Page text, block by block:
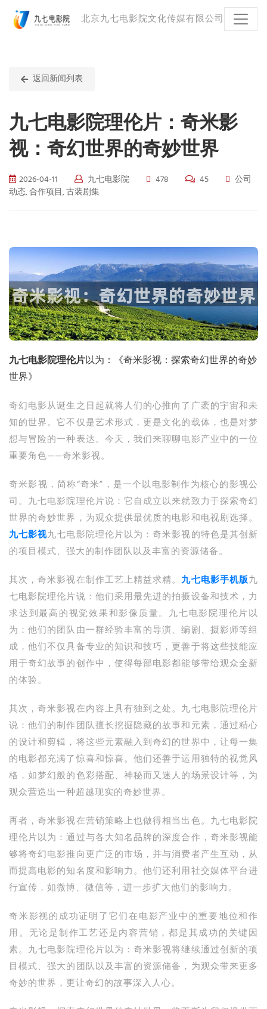
北京九七电影院文化传媒有限公司
返回新闻列表
九七电影院理伦片：奇米影
视：奇幻世界的奇妙世界
2026-04-11 九七电影院 478 45
公司
动态, 合作项目, 古装剧集
九七电影院理伦片以为：《奇米影视：探索奇幻世界的奇妙
世界》
奇幻电影从诞生之日起就将人们的心推向了广袤的宇宙和未
知的世界。它不仅是艺术形式，更是文化的载体，也是对梦
想与冒险的一种表达。今天，我们来聊聊电影产业中的一位
重要角色——奇米影视。
奇米影视，简称“奇米”，是一个以电影制作为核心的影视公
司。九七电影院理伦片说：它自成立以来就致力于探索奇幻
世界的奇妙世界，为观众提供最优质的电影和电视剧选择。
九七影视九七电影院理伦片以为：奇米影视的特色是其创新
的项目模式、强大的制作团队以及丰富的资源储备。
其次，奇米影视在制作工艺上精益求精。九七电影手机版九
七电影院理伦片说：他们采用最先进的拍摄设备和技术，力
求达到最高的视觉效果和影像质量。九七电影院理伦片以
为：他们的团队由一群经验丰富的导演、编剧、摄影师等组
成，他们不仅具备专业的知识和技巧，更善于将这些技能应
用于奇幻故事的创作中，使得每部电影都能够带给观众全新
的体验。
其次，奇米影视在内容上具有独到之处。九七电影院理伦片
说：他们的制作团队擅长挖掘隐藏的故事和元素，通过精心
的设计和剪辑，将这些元素融入到奇幻的世界中，让每一集
的电影都充满了惊喜和惊喜。他们还善于运用独特的视觉风
格，如梦幻般的色彩搭配、神秘而又迷人的场景设计等，为
观众营造出一种超越现实的奇妙世界。
再者，奇米影视在营销策略上也做得相当出色。九七电影院
理伦片以为：通过与各大知名品牌的深度合作，奇米影视能
够将奇幻电影推向更广泛的市场，并与消费者产生互动，从
而提高电影的知名度和影响力。他们还利用社交媒体平台进
行宣传，如微博、微信等，进一步扩大他们的影响力。
奇米影视的成功证明了它们在电影产业中的重要地位和作
用。无论是制作工艺还是内容营销，都是其成功的关键因
素。九七电影院理伦片以为：奇米影视将继续通过创新的项
目模式、强大的团队以及丰富的资源储备，为观众带来更多
奇妙的世界，更让奇幻的故事深入人心。